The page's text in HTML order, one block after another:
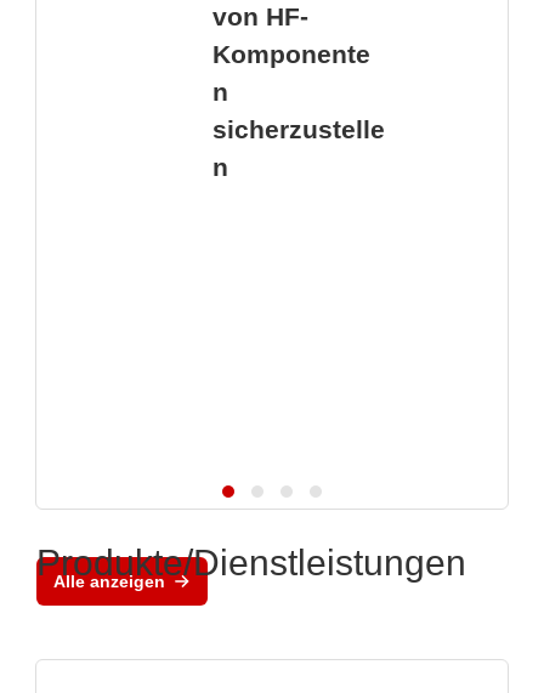
von HF-
Komponente
n
sicherzustelle
n
Alle anzeigen
Produkte/Dienstleistungen